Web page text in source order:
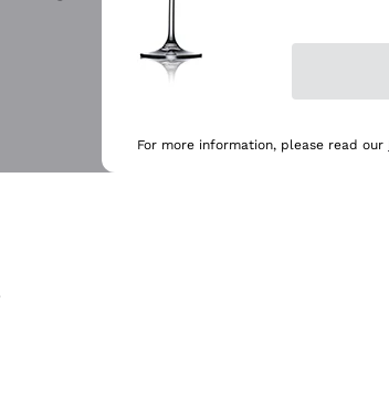
For more information, please read our